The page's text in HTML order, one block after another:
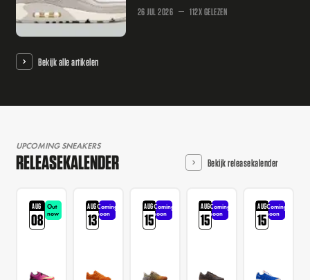
26 JUL 2026 112X GELEZEN
Bekijk alle artikelen
UPCOMING SNEAKERS
RELEASEKALENDER Bekijk releasekalender
AUG
08
Out
now
AUG
13
Coming
soon
AUG
15
Coming
soon
AUG
15
Coming
soon
AUG
15
Coming
soon